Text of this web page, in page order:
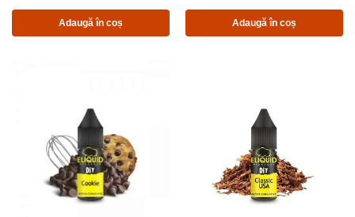
Adaugă în coș Adaugă în coș